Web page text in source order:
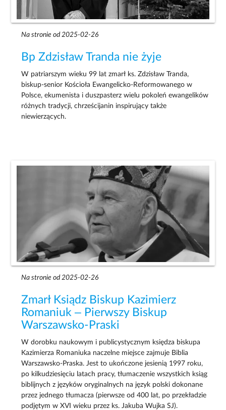
Na stronie od 2025-02-26
Bp Zdzisław Tranda nie żyje
W patriarszym wieku 99 lat zmarł ks. Zdzisław Tranda,
biskup-senior Kościoła Ewangelicko-Reformowanego w
Polsce, ekumenista i duszpasterz wielu pokoleń ewangelików
różnych tradycji, chrześcijanin inspirujący także
niewierzących.
Na stronie od 2025-02-26
Zmarł Ksiądz Biskup Kazimierz
Romaniuk – Pierwszy Biskup
Warszawsko-Praski
W dorobku naukowym i publicystycznym księdza biskupa
Kazimierza Romaniuka naczelne miejsce zajmuje Biblia
Warszawsko-Praska. Jest to ukończone jesienią 1997 roku,
po kilkudziesięciu latach pracy, tłumaczenie wszystkich ksiąg
biblijnych z języków oryginalnych na język polski dokonane
przez jednego tłumacza (pierwsze od 400 lat, po przekładzie
podjętym w XVI wieku przez ks. Jakuba Wujka SJ).